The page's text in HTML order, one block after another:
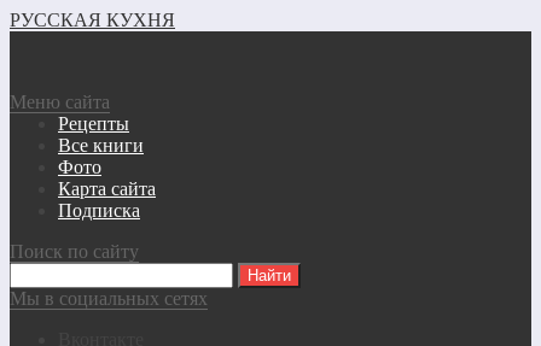
РУССКАЯ КУХНЯ
Меню сайта
Рецепты
Все книги
Фото
Карта сайта
Подписка
Поиск по сайту
Мы в социальных сетях